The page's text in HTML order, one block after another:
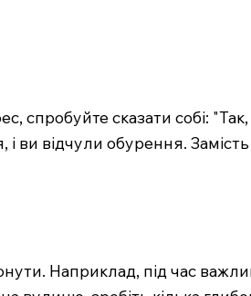
спробуйте сказати собі:
ви відчули обурення.
Наприклад, під час